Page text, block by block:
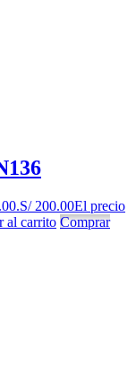
S/200.00El precio
al carrito Comprar